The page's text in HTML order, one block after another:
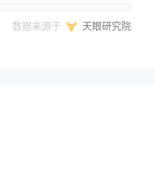
数据来源于 天眼研究院